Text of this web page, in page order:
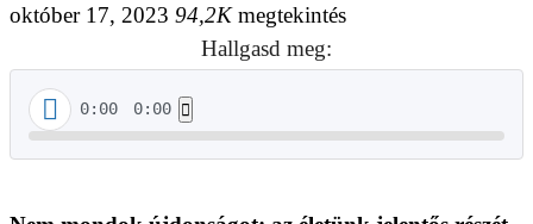
október 17, 2023 94,2Kmegtekintés
Hallgasd meg:
0:00 0:00